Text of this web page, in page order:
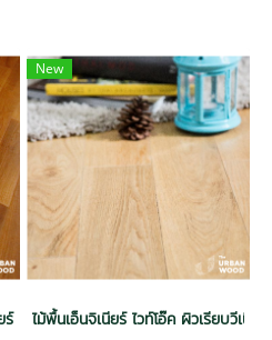
3 mm. รางลิ้น สีธรรมชาติ
New
ไม้พื้นเอ็นจิเนียร์ ไวท์โอ๊ค ผิวเรียบวีเนี